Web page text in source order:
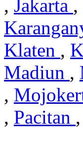
, Jakarta ,
Klaten ,
Madiun ,
,
, Pacitan ,